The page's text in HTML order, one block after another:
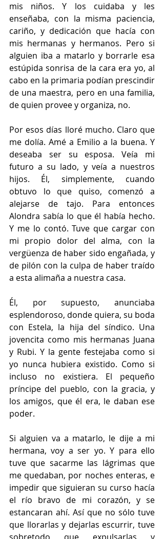
mis niños. Y los cuidaba y les
enseñaba, con la misma paciencia,
cariño, y dedicación que hacía con
mis hermanas y hermanos. Pero si
alguien iba a matarlo y borrarle esa
estúpida sonrisa de la cara era yo, al
cabo en la primaria podían prescindir
de una maestra, pero en una familia,
de quien provee y organiza, no.
Por esos días lloré mucho. Claro que
me dolía. Amé a Emilio a la buena. Y
deseaba ser su esposa. Veía mi
futuro a su lado, y veía a nuestros
hijos. Él, simplemente, cuando
obtuvo lo que quiso, comenzó a
alejarse de tajo. Para entonces
Alondra sabía lo que él había hecho.
Y me lo contó. Tuve que cargar con
mi propio dolor del alma, con la
vergüenza de haber sido engañada, y
de pilón con la culpa de haber traído
a esta alimaña a nuestra casa.
Él, por supuesto, anunciaba
esplendoroso, donde quiera, su boda
con Estela, la hija del síndico. Una
jovencita como mis hermanas Juana
y Rubi. Y la gente festejaba como si
yo nunca hubiera existido. Como si
incluso no existiera. El pequeño
príncipe del pueblo, con la gracia, y
los amigos, que él era, le daban ese
poder.
Si alguien va a matarlo, le dije a mi
hermana, voy a ser yo. Y para ello
tuve que sacarme las lágrimas que
me quedaban, por noches enteras, e
impedir que siguieran su curso hacía
el río bravo de mi corazón, y se
estancaran ahí. Así que no sólo tuve
que llorarlas y dejarlas escurrir, tuve